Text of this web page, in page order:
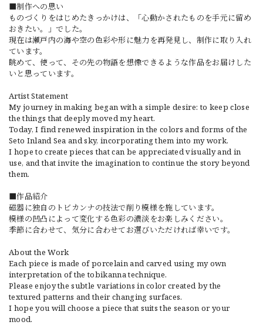
■制作への思い
ものづくりをはじめたきっかけは、「心動かされたものを手元に留め
おきたい。」でした。
現在は瀬戸内の海や空の色彩や形に魅力を再発見し、制作に取り入れ
ています。
眺めて、使って、その先の物語を想像できるような作品をお届けした
いと思っています。
Artist Statement
My journey in making began with a simple desire: to keep close
the things that deeply moved my heart.
Today, I find renewed inspiration in the colors and forms of the
Seto Inland Sea and sky, incorporating them into my work.
I hope to create pieces that can be appreciated visually and in
use, and that invite the imagination to continue the story beyond
them.
■作品紹介
磁器に独自のトビカンナの技法で削り模様を施しています。
模様の凹凸によって変化する色彩の濃淡をお楽しみください。
季節に合わせて、気分に合わせてお選びいただければ幸いです。
About the Work
Each piece is made of porcelain and carved using my own
interpretation of the tobikanna technique.
Please enjoy the subtle variations in color created by the
textured patterns and their changing surfaces.
I hope you will choose a piece that suits the season or your
mood.